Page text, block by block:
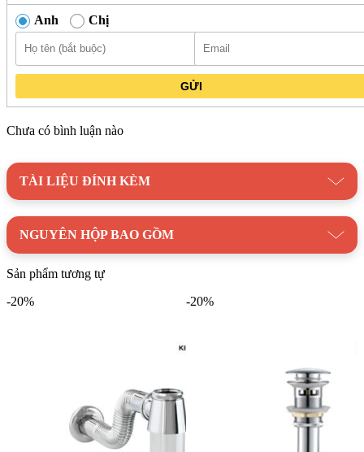
Thương hiệu: Thiết Bị Vệ Sinh Kanly
Anh Chị
GỬI
Chưa có bình luận nào
TÀI LIỆU ĐÍNH KÈM
NGUYÊN HỘP BAO GỒM
Sản phẩm tương tự
-20%
-20%